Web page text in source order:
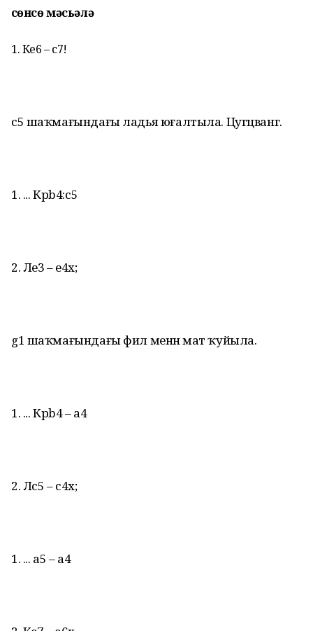
Өсөнсө мәсьәлә
1. Ке6 – с7!
с5 шаҡмағындағы ладья юғалтыла. Цугцванг.
1. ... Крb4:с5
2. Ле3 – е4х;
g1 шаҡмағындағы фил менән мат ҡуйыла.
1. ... Крb4 – а4
2. Лс5 – с4х;
1. ... а5 – а4